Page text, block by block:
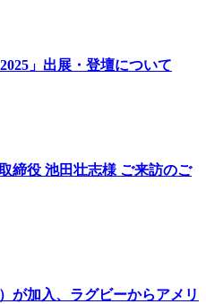
」出展・登壇について
締役 池田壮志様 ご来訪のご
が加入、ラグビーからアメリ